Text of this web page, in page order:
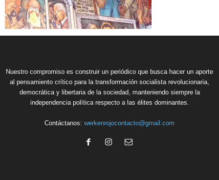
Nuestro compromiso es construir un periódico que busca hacer un aporte
al pensamiento crítico para la transformación socialista revolucionaria,
democrática y libertaria de la sociedad, manteniendo siempre la
independencia política respecto a las élites dominantes.
Contáctanos: werkenrojocontacto@gmail.com